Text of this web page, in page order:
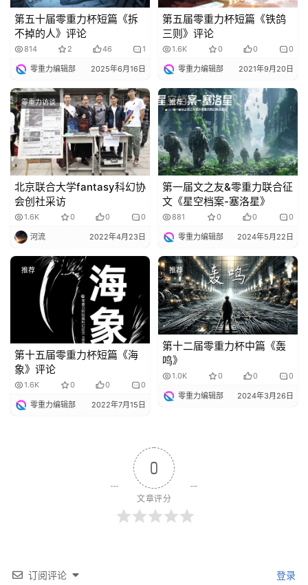
第五十届零重力杯短篇《拆
不掉的人》评论
814 2 46 1
零重力编辑部 2025年6月16日
第五届零重力杯短篇《铁鸽
三则》评论
1.6K 0 0 0
零重力编辑部 2021年9月20日
零重力访谈
北京联合大学fantasy科幻协
会创社采访
1.6K 0 0 0
河流 2022年4月23日
推荐
第一届文之友&零重力联合征
文《星空档案-塞洛星》
881 0 0 0
零重力编辑部 2024年5月22日
推荐
第十五届零重力杯短篇《海
象》评论
1.6K 0 0 0
零重力编辑部 2022年7月15日
推荐
第十二届零重力杯中篇《轰
鸣》
1.0K 0 0 0
零重力编辑部 2024年3月26日
0
文章评分
订阅评论 登录